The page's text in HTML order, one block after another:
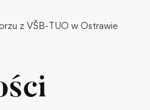
z VŠB-TUO w Ostrawie